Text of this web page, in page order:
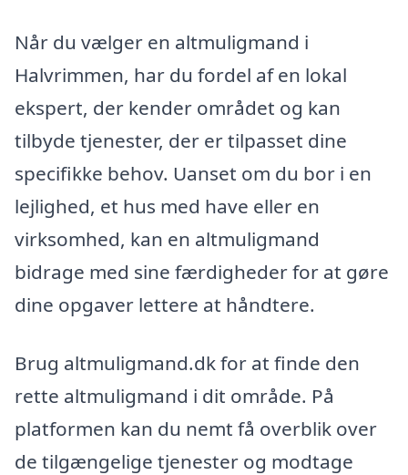
Når du vælger en altmuligmand i
Halvrimmen, har du fordel af en lokal
ekspert, der kender området og kan
tilbyde tjenester, der er tilpasset dine
specifikke behov. Uanset om du bor i en
lejlighed, et hus med have eller en
virksomhed, kan en altmuligmand
bidrage med sine færdigheder for at gøre
dine opgaver lettere at håndtere.
Brug altmuligmand.dk for at finde den
rette altmuligmand i dit område. På
platformen kan du nemt få overblik over
de tilgængelige tjenester og modtage